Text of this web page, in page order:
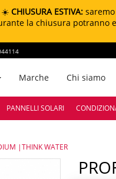
☀️ CHIUSURA ESTIVA:
la chiusura potranno
Marche Chi siamo
PANNELLI SOLARI
|THINK WATER